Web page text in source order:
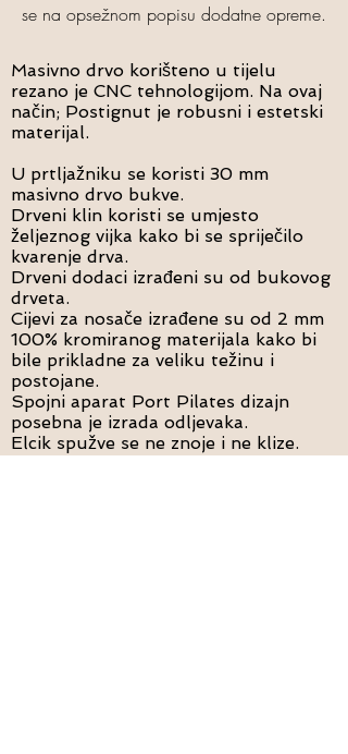
se na opsežnom popisu dodatne opreme.
Masivno drvo korišteno u tijelu
rezano je CNC tehnologijom. Na ovaj
način; Postignut je robusni i estetski
materijal.
U prtljažniku se koristi 30 mm
masivno drvo bukve.
Drveni klin koristi se umjesto
željeznog vijka kako bi se spriječilo
kvarenje drva.
Drveni dodaci izrađeni su od bukovog
drveta.
Cijevi za nosače izrađene su od 2 mm
100% kromiranog materijala kako bi
bile prikladne za veliku težinu i
postojane.
Spojni aparat Port Pilates dizajn
posebna je izrada odljevaka.
Elcik spužve se ne znoje i ne klize.